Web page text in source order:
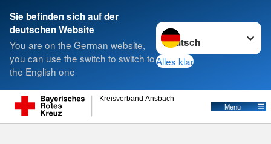
Sie befinden sich auf der
deutschen Website
You are on the German website,
you can use the switch to switch to
the English one
Sprache wechseln zu
Alles klar
Kreisverband Ansbach
Menü
Suche